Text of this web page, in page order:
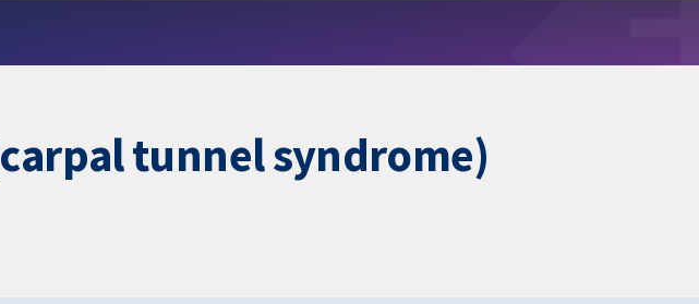
tunnel syndrome)